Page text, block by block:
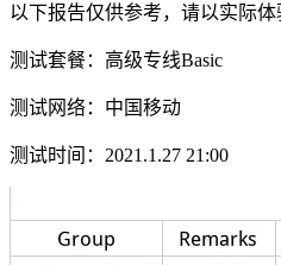
以下报告仅供参考，请以实际体
测试套餐：高级专线Basic
测试网络：中国移动
测试时间：2021.1.27 21:00